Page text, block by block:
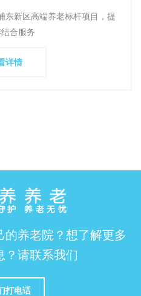
东新区高端养老标杆项目，提
合服务
详情
养老院？想了解更多
？请联系我们
打电话